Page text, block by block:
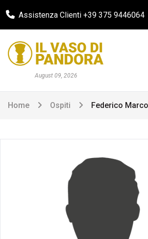
Assistenza Clienti +39 375 9446064
August 09, 2026
Home Ospiti Federico